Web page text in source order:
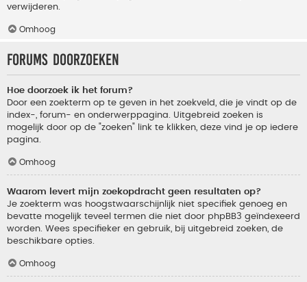
verwijderen.
Omhoog
Forums doorzoeken
Hoe doorzoek ik het forum?
Door een zoekterm op te geven in het zoekveld, die je vindt op de
index-, forum- en onderwerppagina. Uitgebreid zoeken is
mogelijk door op de "zoeken" link te klikken, deze vind je op iedere
pagina.
Omhoog
Waarom levert mijn zoekopdracht geen resultaten op?
Je zoekterm was hoogstwaarschijnlijk niet specifiek genoeg en
bevatte mogelijk teveel termen die niet door phpBB3 geïndexeerd
worden. Wees specifieker en gebruik, bij uitgebreid zoeken, de
beschikbare opties.
Omhoog